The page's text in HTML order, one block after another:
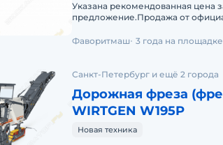
Указана рекомендованная цена
предложение.Продажа от
Фаворитмаш 3 года на площадке
Санкт-Петербург и ещё 2 города
Дорожная фреза
WIRTGEN W195P
Новая техника